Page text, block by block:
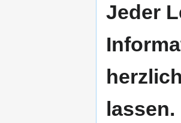
Jeder
lassen.